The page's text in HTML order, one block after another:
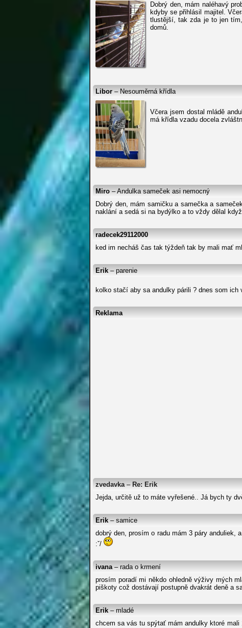
Dobrý den, mám naléhavý
kdyby se přihlásil majitel.
tlustější, tak zda je to jen
domů.
Libor – Nesouměrná křídla
Včera jsem dostal mládě
má křídla vzadu docela
Miro – Andulka sameček asi nemocný
Dobrý den, mám samičku a samečka a
naklání a sedá si na bydýlko a to vždy dělal
radecek29112000
ked im necháš čas tak týždeň tak by mali mať
Erik – parenie
kolko stačí aby sa andulky párili ? dnes som
Reklama
zvedavka – Re: Erik
Jejda, určitě už to máte vyřešené.. Já bych ty
Erik – samice
dobrý den, prosím o radu mám 3 páry anduliek,
:ˇ/
ivana – rada o krmení
prosím poradí mi někdo ohledně výživy mých
piškoty což dostávají postupně dvakrát deně a
Erik – mladé
chcem sa vás tu spýtať mám andulky ktoré